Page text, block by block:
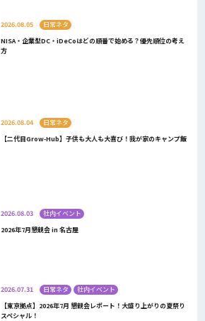
2026.08.05
日常ネタ
NISA・企業型DC・iDeCoはどの順番で始める？優先順位の考え
方
2026.08.04
日常ネタ
【二代目Grow-Hub】子供も大人も大喜び！我が家のキャンプ飯
2026.08.03
社内イベント
2026年7月懇親会 in 名古屋
2026.07.31 日常ネタ
社内イベント
【東京拠点】2026年7月 懇親会レポート！大盛り上がりの夏祭り
スペシャル！